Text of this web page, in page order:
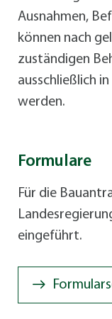
Ausnahmen,
können nach
zuständigen
ausschließlich
werden.
Formulare
Für die
eingeführt.